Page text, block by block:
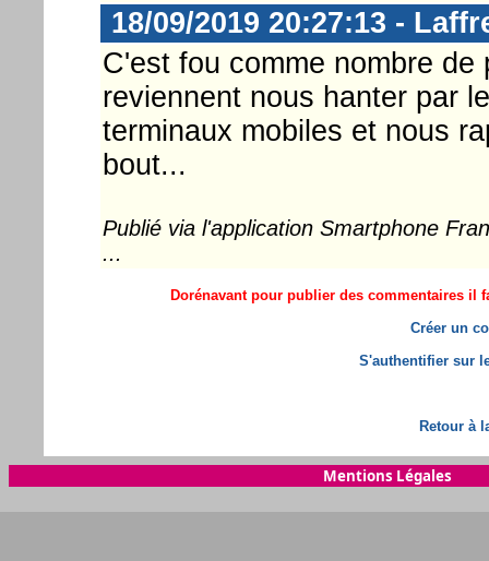
18/09/2019 20:27:13 -
C'est fou comme nombre
reviennent nous hanter par
terminaux mobiles et nous
bout...
Publié via l'application Smartphone
...
Dorénavant pour publier des commentaires il
Créer un
S'authentifier sur
Retour à
Mentions Légales